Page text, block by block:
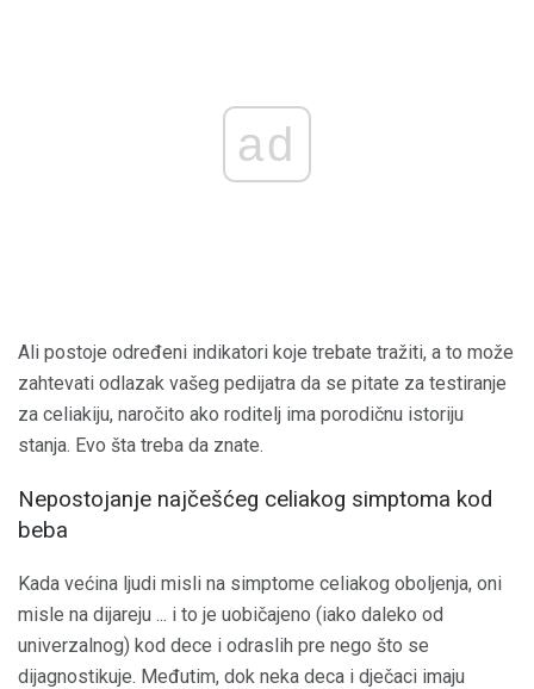
ad
Ali postoje određeni indikatori koje trebate tražiti, a to može
zahtevati odlazak vašeg pedijatra da se pitate za testiranje
za celiakiju, naročito ako roditelj ima porodičnu istoriju
stanja. Evo šta treba da znate.
Nepostojanje najčešćeg celiakog simptoma kod
beba
Kada većina ljudi misli na simptome celiakog oboljenja, oni
misle na dijareju ... i to je uobičajeno (iako daleko od
univerzalnog) kod dece i odraslih pre nego što se
dijagnostikuje. Međutim, dok neka deca i dječaci imaju